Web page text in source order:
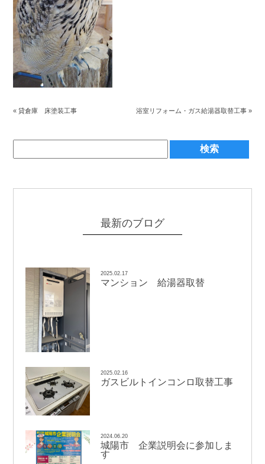
«貸倉庫 床塗装工事 浴室リフォーム・ガス給湯器取替工事»
最新のブログ
2025.02.17
マンション 給湯器取替
2025.02.16
ガスビルトインコンロ取替工事
2024.06.20
城陽市 企業説明会に参加しま
す